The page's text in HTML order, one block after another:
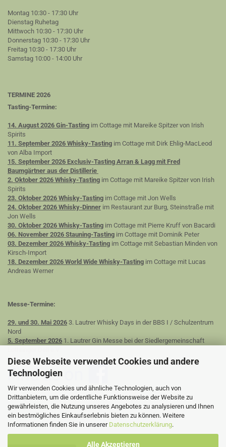
Diese Webseite verwendet Cookies und andere
Technologien
Wir verwenden Cookies und ähnliche Technologien, auch von
Drittanbietern, um die ordentliche Funktionsweise der Website zu
gewährleisten, die Nutzung unseres Angebotes zu analysieren und Ihnen
ein bestmögliches Einkaufserlebnis bieten zu können. Weitere
Informationen finden Sie in unserer Datenschutzerklärung.
Alle Akzeptieren
Montag 10:30 - 17:30 Uhr
Dienstag Ruhetag
Mittwoch 10:30 - 17:30 Uhr
Donnerstag 10:30 - 17:30 Uhr
Freitag 10:30 - 17:30 Uhr
Samstag 10:00 - 14:00 Uhr
TERMINE 2026
Tasting-Termine:
14. August 2026 Gin-Tasting im Cottage mit Mareike Spitzer von Irish
Spirits
11. September 2026 Whisky-Tasting im Cottage mit Dirk Ehlig-MacLeod
von Alba Import
15. September 2026 Exclusiv-Tasting Arran & Lagg mit Fred
Baumgärtner aus der Distillerie
2. Oktober 2026 Whisky-Tasting im Cottage mit Mareike Spitzer von Irish
Spirits
23. Oktober 2026 Whisky-Tasting im Cottage mit Jon Wells
24. Oktober 2026 Whisky-Dinner im Restaurant zur Burg, Steinstraße mit
Jon Wells
30. Oktober 2026 Whisky-Tasting im Cottage mit Pierre Kruff von Bacardi
06. November 2026 Stauning-Tasting im Cottage mit Dominik Peter
03. Dezember 2026 Whisky-Tasting im Cottage mit Sebastian Minden von
Kirsch-Import
18. Dezember 2026 World Wide Whisky-Tasting im Cottage mit Lucas
Andreas Werner
Messe-Termine:
29. und 30. Mai 2026 3. Lautrer Whisky Days in der BBS I / Schulzentrum
Nord
5. September 2026 1. Lautrer Gin Messe bei der Siedlergemeinschaft